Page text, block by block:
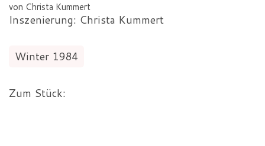
von Christa Kummert
Inszenierung: Christa Kummert
Winter 1984
Zum Stück: